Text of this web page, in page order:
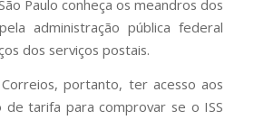
Paulo conheça os meandros dos
administração pública federal
dos serviços postais.
portanto, ter acesso aos
de tarifa para comprovar se o ISS